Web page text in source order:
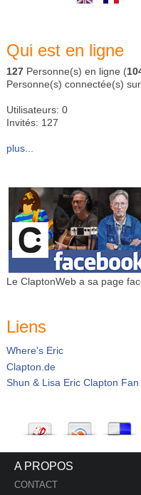
Qui est en ligne
127 Personne(s) en ligne (
Personne(s) connectée(s) sur
Utilisateurs: 0
Invités: 127
plus...
Le ClaptonWeb a sa page
Liens
Where's Eric
Clapton.de
Shun & Lisa Eric Clapton
A PROPOS
CONTACT